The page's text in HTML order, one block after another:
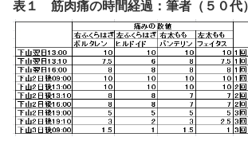
表１ 筋肉痛の時間経過：筆者（５０代）